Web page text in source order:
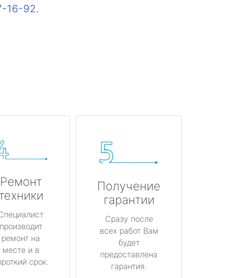
16-92.
Ремонт
производит
ремонт на
месте и в
срок.
Получение
гарантии
Сразу после
всех работ Вам
будет
предоставлена
гарантия.